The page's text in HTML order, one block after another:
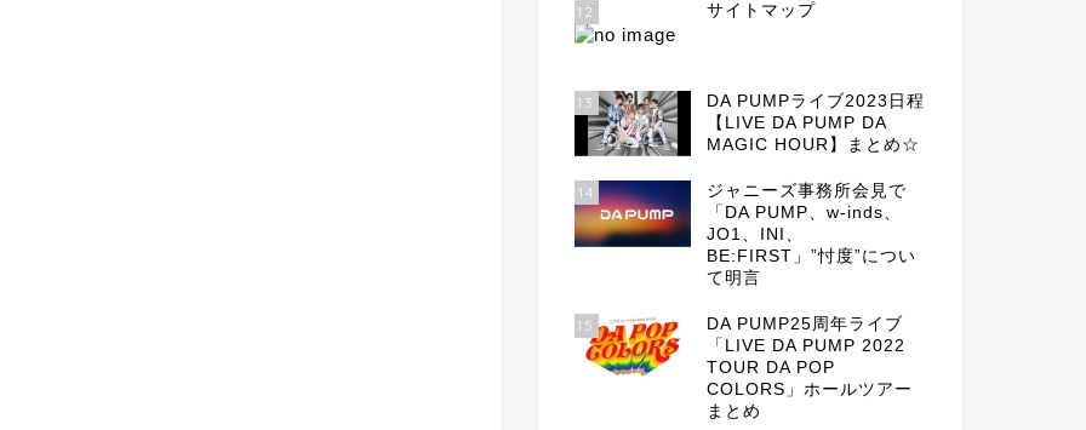
12 サイトマップ
13
DA PUMPライブ2023日程
【LIVE DA PUMP DA
MAGIC HOUR】まとめ☆
14
ジャニーズ事務所会見で
「DA PUMP、w-inds、
JO1、INI、
BE:FIRST」”忖度”につい
て明言
15
DA PUMP25周年ライブ
「LIVE DA PUMP 2022
TOUR DA POP
COLORS」ホールツアー
まとめ